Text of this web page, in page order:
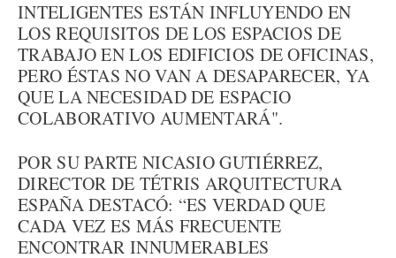
INTELIGENTES ESTÁN INFLUYENDO EN
LOS REQUISITOS DE LOS ESPACIOS DE
TRABAJO EN LOS EDIFICIOS DE OFICINAS,
PERO ÉSTAS NO VAN A DESAPARECER, YA
QUE LA NECESIDAD DE ESPACIO
COLABORATIVO AUMENTARÁ".
POR SU PARTE NICASIO GUTIÉRREZ,
DIRECTOR DE TÉTRIS ARQUITECTURA
ESPAÑA DESTACÓ: “ES VERDAD QUE
CADA VEZ ES MÁS FRECUENTE
ENCONTRAR INNUMERABLES